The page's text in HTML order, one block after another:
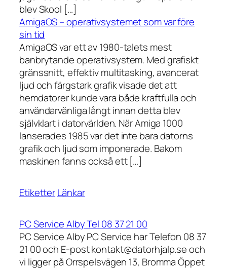
blev Skool […]
AmigaOS – operativsystemet som var före
sin tid
AmigaOS var ett av 1980-talets mest
banbrytande operativsystem. Med grafiskt
gränssnitt, effektiv multitasking, avancerat
ljud och färgstark grafik visade det att
hemdatorer kunde vara både kraftfulla och
användarvänliga långt innan detta blev
självklart i datorvärlden. När Amiga 1000
lanserades 1985 var det inte bara datorns
grafik och ljud som imponerade. Bakom
maskinen fanns också ett […]
EtiketterLänkar
PC Service Alby Tel 08 37 21 00
PC Service Alby PC Service har Telefon 08 37
21 00 och E-post kontakt@datorhjalp.se och
vi ligger på Orrspelsvägen 13, Bromma Öppet